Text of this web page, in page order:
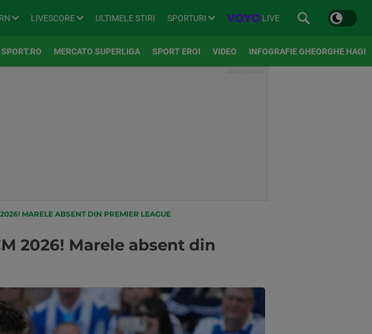
LIVESCORE ULTIMELE STIRI SPORTURI LIVE
MERCATO SUPERLIGA SPORT EROI VIDEO INFOGRAFIE GHEORGHE HAGI
MARELE ABSENT DIN PREMIER LEAGUE
2026! Marele absent din